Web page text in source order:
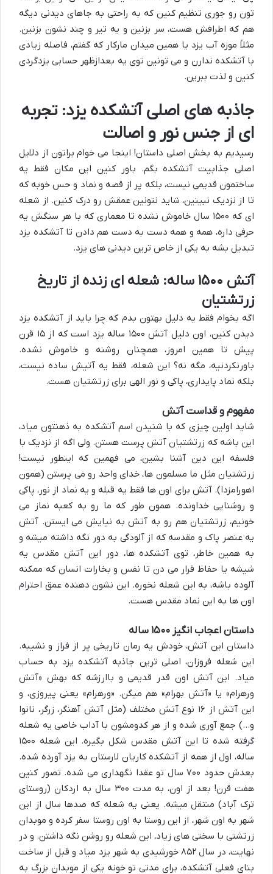
تون رو جوری تنظیم کنین که به راحتی به جاهای دیدنی دیگه
هم که اطرافش هست، سر بزنین و یه تیر و چند نشون بزنین.
مثلاً موزه آب یزد یا همین میدان مارکار که گفتم، فاصله زیادی
با آتشکده ندارن و می تونین توی یه بعدازظهر حسابی یزدگردی
کنین و لذت ببرین.
جاذبه های اصلی آتشکده یزد: تجربه
ای از جنس نور و اصالت
رسیدیم به بخش اصلی داستان! اینجا می خوام براتون از دلایل
اصلی جذابیت آتشکده بگم. باور کنین این مکان فقط یه
ساختمون قدیمی نیست، بلکه پر از قصه و نماد و حس خوبه که
تا از نزدیک نبینین، شاید نتونین عمقش رو درک کنین. از شعله
ای که ۱۵۰۰ سال خاموش نشده تا معماری که با هر سنگش یه
حرفی داره، همه و همه دست به دست هم دادن تا آتشکده یزد
تبدیل بشه به یکی از خاص ترین دیدنی های یزد.
آتش ۱۵۰۰ ساله: شعله ای زنده از تاریخ
زرتشتیان
اگه بخوام فقط یه دلیل بهتون بدم که چرا باید از آتشکده یزد
دیدن کنین، اون دلیل آتش ۱۵۰۰ ساله یزد
است که از ۱۵ قرن
پیش تا همین امروز، همچنان روشنه و خاموش نشده.
باورنکردنیه، مگه نه؟ این شعله، فقط یه آتیش ساده نیست،
بلکه نماد پایداری، پاکی و نور الهی برای زرتشتیان هست.
مفهوم و قداست آتش
شاید اولین چیزی که با شنیدن اسم آتشکده به ذهنتون میاد،
این باشه که زرتشتیان آتش پرست هستن. ولی اگه از نزدیک با
فلسفه این دین آشنا بشین، می فهمین که اینطور نیست!
زرتشتیان مثل ما مسلمون ها، خدای واحد رو می پرستن (همون
اهورامزدا). آتش برای اون ها فقط یه قبله و یه نماد از نور، پاکی
و روشنایی خداونده. همون طور که ما رو به کعبه نماز می
خونیم، زرتشتیان هم رو به آتش به نیایش می ایستن. آتش
یه عنصر پاک و مقدسه که از آلودگی به دور نگه داشته میشه و
به همین خاطر، توی آتشکده ها، دور این آتش مقدس یه
شیشه یا حفاظ قرار می دن تا نفس و بخارات انسان که ممکنه
آلوده باشه، به این شعله نخوره. این نشون دهنده عمق احترام
اون ها به این نماد مقدس هست.
داستان اعجاب انگیز ۱۵۰۰ ساله
داستان این آتش، خودش یه رمان تاریخی پر از فراز و نشیبه.
این شعله فروزان، اصلی ترین جاذبه آتشکده یزد به حساب
میاد. این آتش اون قدر قدیمی و باارزشه که بهش «آتش
ورهرام» یا «آتش بهرام» هم میگن. «ورهرام» یعنی پیروزی، و
این آتش از ۱۶ نوع آتش مختلف (مثل آتش آهنگر، زرگر، نانوا
و…) جمع آوری شده و از هر کدومشون با آداب خاصی یه شعله
گرفته شده تا این آتش مقدس شکل بگیره. این شعله ۱۵۰۰
ساله، اول از همه از آتشکده کاریان لارستان به یزد آورده شده.
بعدش حدود ۷۰۰ سال تو
عقدا نگهداری می شده. تصور کنین
هفت قرن! بعد از اون، به مدت ۳۰۰ سال به
اردکان (روستای
ترک آباد) منتقل میشه. یعنی یه شعله که صدها سال از این
شهر به اون شهر، از این روستا به اون روستا سفر کرده و موبدان
زرتشتی با سختی های زیاد، این شعله رو روشن نگه داشتن. و در
نهایت، در سال ۸۵۲ خورشیدی به شهر یزد میاد و قبل از ساخت
بنای فعلی آتشکده، برای مدتی تو خونه یکی از موبدان بزرگ به